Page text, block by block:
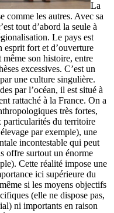
La
comme les autres. Avec sa
tout d’abord la seule à
Le pays est
esprit fort et d’ouverture
son histoire, entre
excessives. C’est un
une culture singulière.
par l’océan, il est situé à
rattaché à la France. On a
très fortes,
particularités du territoire
par exemple), une
incontestable qui peut
offre surtout un énorme
Cette réalité impose une
ici supérieure du
si les moyens objectifs
(elle ne dispose pas,
ni importants en raison